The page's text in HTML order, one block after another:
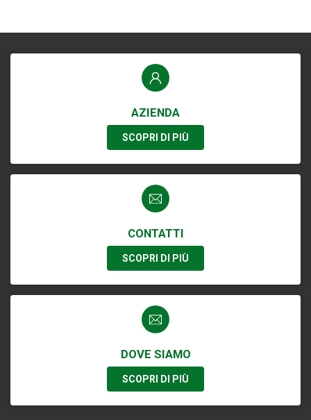
AZIENDA
SCOPRI DI PIÙ
CONTATTI
SCOPRI DI PIÙ
DOVE SIAMO
SCOPRI DI PIÙ